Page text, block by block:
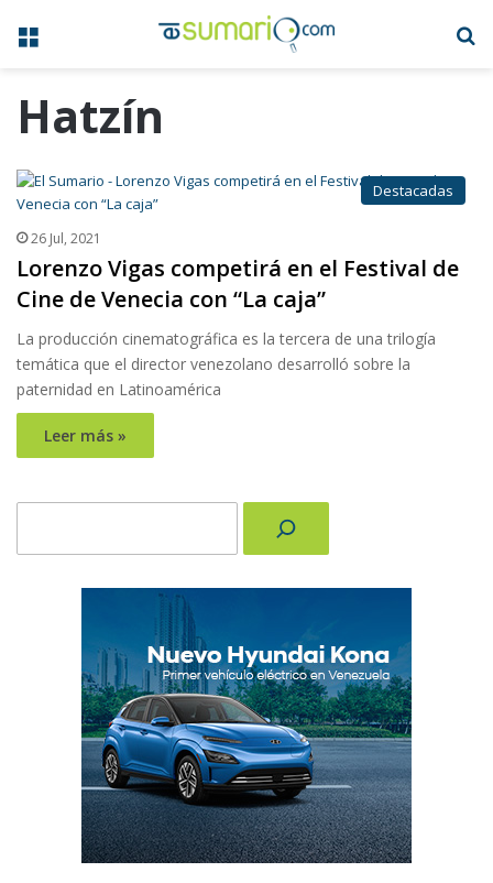
Menú
Hatzín
Destacadas
26 Jul, 2021
Lorenzo Vigas competirá en el Festival de
Cine de Venecia con “La caja”
La producción cinematográfica es la tercera de una trilogía
temática que el director venezolano desarrolló sobre la
paternidad en Latinoamérica
Leer más »